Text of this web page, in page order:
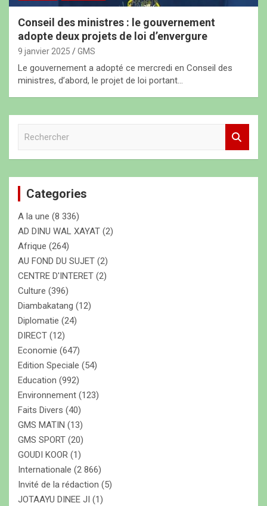
Conseil des ministres : le gouvernement
adopte deux projets de loi d’envergure
9 janvier 2025 GMS
Le gouvernement a adopté ce mercredi en Conseil des
ministres, d’abord, le projet de loi portant…
e
c
h
e
r
Categories
A la une (8 336)
AD DINU WAL XAYAT (2)
Afrique (264)
AU FOND DU SUJET (2)
CENTRE D'INTERET (2)
Culture (396)
Diambakatang (12)
Diplomatie (24)
DIRECT (12)
Economie (647)
Edition Speciale (54)
Education (992)
Environnement (123)
Faits Divers (40)
GMS MATIN (13)
GMS SPORT (20)
GOUDI KOOR (1)
Internationale (2 866)
Invité de la rédaction (5)
JOTAAYU DINEE JI (1)